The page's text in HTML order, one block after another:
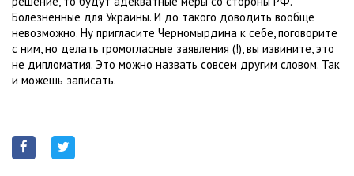
Болезненные для Украины. И до такого доводить вообще
невозможно. Ну пригласите Черномырдина к себе, поговорите
с ним, но делать громогласные заявления (!), вы извините, это
не дипломатия. Это можно назвать совсем другим словом. Так
и можешь записать.